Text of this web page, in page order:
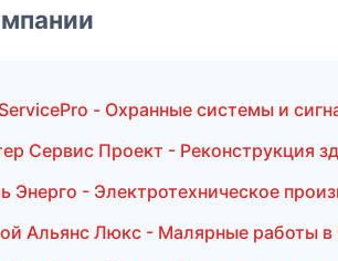
- Охранные системы и
Сервис Проект - Реконструкция
Энерго - Электротехническое
Альянс Люкс - Малярные работы